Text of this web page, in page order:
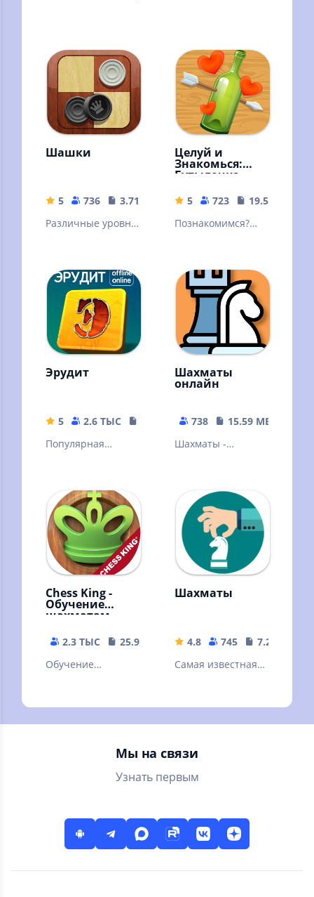
Шашки
5 736
3.71 MB
Различные уровни
подсказки и
красочная графика
Целуй и
Знакомься:
Бутылочка
5 723
19.57 MB
Познакомимся?
чат "Бутылочка" -
игра для взрослых
18+
Эрудит
5 2.6 ТЫС
42.89 MB
Популярная
Знакомая многим с
детства
Шахматы
онлайн
738
15.59 MB
Шахматы -
стратегическая
игра
Chess King -
Обучение
шахматам
2.3 ТЫС
25.93 MB
Обучение
наглядным!
Множество задач
Шахматы
4.8 745
7.27 MB
Самая известная
(Stockfish)
Мы на связи
Узнать первым